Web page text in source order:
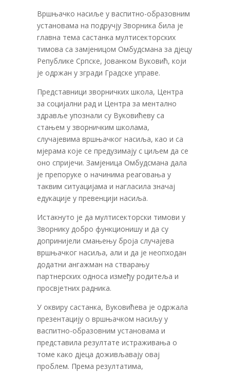
Вршњачко насиље у васпитно-образовним
установама на подручју Зворника била је
главна тема састанка мултисекторских
тимова са замјеницом Омбудсмана за дјецу
Републике Српске, Јованком Вуковић, који
је одржан у згради Градске управе.
Представници зворничких школа, Центра
за социјални рад и Центра за ментално
здравље упознали су Вуковићеву са
стањем у зворничким школама,
случајевима вршњачког насиља, као и са
мјерама које се предузимају с циљем да се
оно спријечи. Замјеница Омбудсмана дала
је препоруке о начинима реаговања у
таквим ситуацијама и нагласила значај
едукације у превенцији насиља.
Истакнуто је да мултисекторски тимови у
Зворнику добро функционишу и да су
допринијели смањењу броја случајева
вршњачког насиља, али и да је неопходан
додатни ангажман на стварању
партнерских односа између родитеља и
просвјетних радника.
У оквиру састанка, Вуковићева је одржала
презентацију о вршњачком насиљу у
васпитно-образовним установама и
представила резултате истраживања о
томе како дјеца доживљавају овај
проблем. Према резултатима,